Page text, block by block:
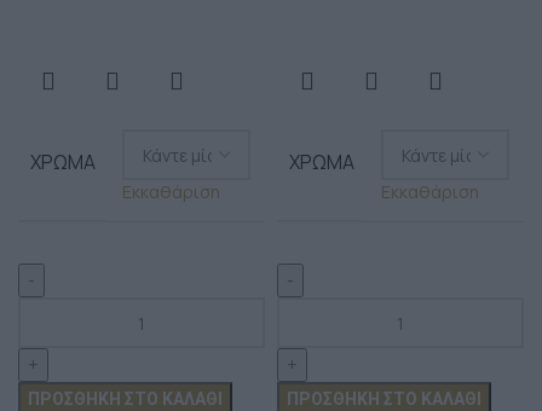
ΧΡΏΜΑ
Εκκαθάριση
ΠΡΟΣΘΉΚΗ ΣΤΟ ΚΑΛΆΘΙ
ΧΡΏΜΑ
Εκκαθάριση
ΠΡΟΣΘΉΚΗ ΣΤΟ ΚΑΛΆΘΙ